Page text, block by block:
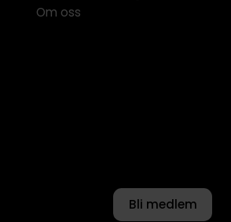
Om oss
Bli medlem